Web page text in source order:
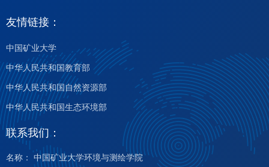
友情链接：
中国矿业大学
中华人民共和国教育部
中华人民共和国自然资源部
中华人民共和国生态环境部
联系我们：
名称： 中国矿业大学环境与测绘学院